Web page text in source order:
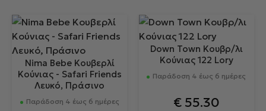
Nima Bebe Κουβερλί
Κούνιας - Safari Friends
Λευκό, Πράσινο
Παράδοση 4 έως 6 ημέρες
Down Town Κουβρ/λι
Κούνιας 122 Lory
Παράδοση 4 έως 6 ημέρες
€55.30